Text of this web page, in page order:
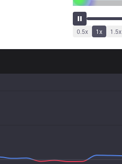
0.5x 1x 1.5x